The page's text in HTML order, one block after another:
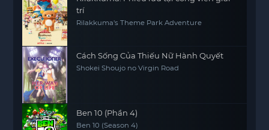
trí
Rilakkuma's Theme Park Adventure
Cách Sống Của Thiếu Nữ Hành Quyết
Shokei Shoujo no Virgin Road
Ben 10 (Phần 4)
Ben 10 (Season 4)